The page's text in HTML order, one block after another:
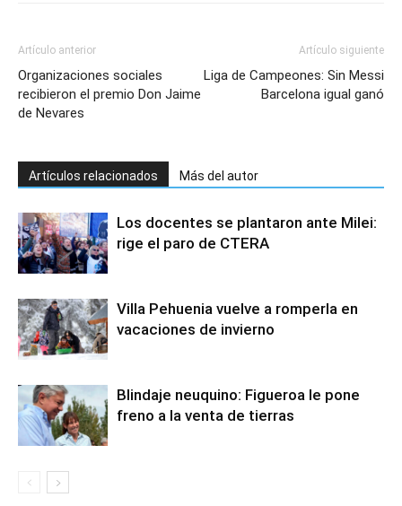
Artículo anterior
Organizaciones sociales
recibieron el premio Don Jaime
de Nevares
Artículo siguiente
Liga de Campeones: Sin Messi
Barcelona igual ganó
Artículos relacionados Más del autor
Los docentes se plantaron ante Milei:
rige el paro de CTERA
Villa Pehuenia vuelve a romperla en
vacaciones de invierno
Blindaje neuquino: Figueroa le pone
freno a la venta de tierras